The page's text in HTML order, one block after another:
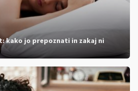
kako jo prepoznati in zakaj ni